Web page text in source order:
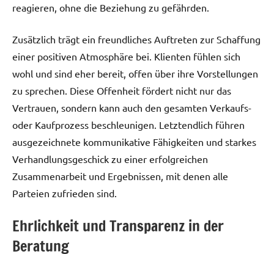
reagieren, ohne die Beziehung zu gefährden.
Zusätzlich trägt ein freundliches Auftreten zur Schaffung
einer positiven Atmosphäre bei. Klienten fühlen sich
wohl und sind eher bereit, offen über ihre Vorstellungen
zu sprechen. Diese Offenheit fördert nicht nur das
Vertrauen, sondern kann auch den gesamten Verkaufs-
oder Kaufprozess beschleunigen. Letztendlich führen
ausgezeichnete kommunikative Fähigkeiten und starkes
Verhandlungsgeschick zu einer erfolgreichen
Zusammenarbeit und Ergebnissen, mit denen alle
Parteien zufrieden sind.
Ehrlichkeit und Transparenz in der
Beratung